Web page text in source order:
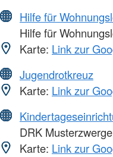
Hilfe für
Hilfe für
Karte: Link zur
Jugendrotkreuz
Karte: Link zur
DRK Musterzwerge
Karte: Link zur